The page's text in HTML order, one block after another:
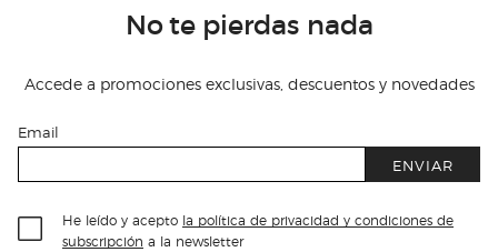
No te pierdas nada
Accede a promociones exclusivas, descuentos y novedades
Email
ENVIAR
He leído y acepto la política de privacidad y condiciones de
subscripción a la newsletter